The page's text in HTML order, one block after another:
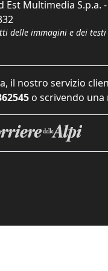
Est Multimedia S.p.a. -
delle immagini e dei testi
il nostro servizio
o scrivendo una